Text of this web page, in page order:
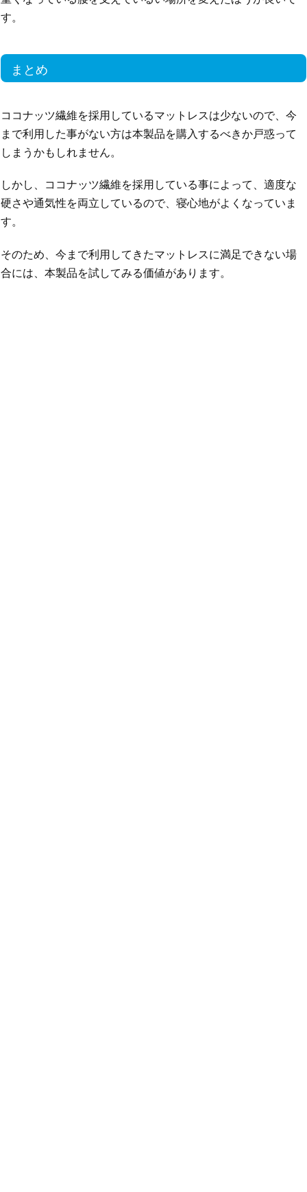
す。
まとめ
ココナッツ繊維を採用しているマットレスは少ないので、今
まで利用した事がない方は本製品を購入するべきか戸惑って
しまうかもしれません。
しかし、ココナッツ繊維を採用している事によって、適度な
硬さや通気性を両立しているので、寝心地がよくなっていま
す。
そのため、今まで利用してきたマットレスに満足できない場
合には、本製品を試してみる価値があります。